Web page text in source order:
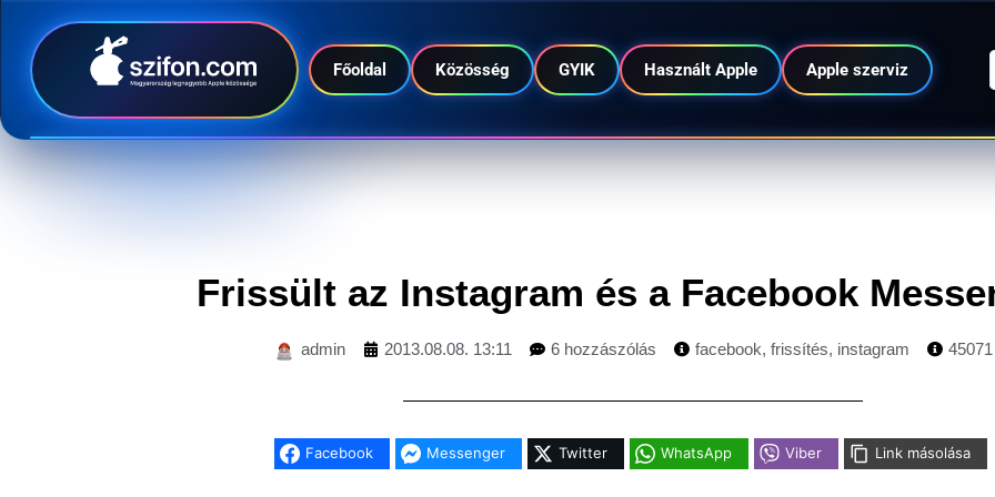
Főoldal Közösség GYIK Használt Apple Apple szerviz
Frissült az Instagram és a Facebook
admin 2013.08.08. 13:11 6 hozzászólás facebook, frissítés, instagram 45071
Facebook Messenger Twitter WhatsApp Viber Link másolása